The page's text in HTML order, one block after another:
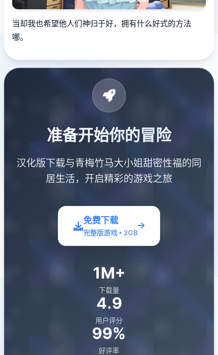
当却我也希望他人们神归于好，拥有什么好式的方法
哪。
准备开始你的冒险
汉化版下载与青梅竹马大小姐甜密性福的同
居生活，开启精彩的游戏之旅
免费下载
完整版游戏 • 2GB
1M+
下载量
4.9
用户评分
99%
好评率